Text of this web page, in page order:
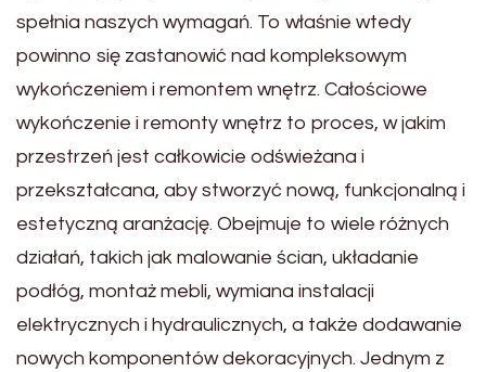
spełnia naszych wymagań. To właśnie wtedy
powinno się zastanowić nad kompleksowym
wykończeniem i remontem wnętrz. Całościowe
wykończenie i remonty wnętrz to proces, w jakim
przestrzeń jest całkowicie odświeżana i
przekształcana, aby stworzyć nową, funkcjonalną i
estetyczną aranżację. Obejmuje to wiele różnych
działań, takich jak malowanie ścian, układanie
podłóg, montaż mebli, wymiana instalacji
elektrycznych i hydraulicznych, a także dodawanie
nowych komponentów dekoracyjnych. Jednym z